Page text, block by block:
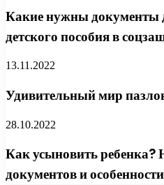
Какие нужны документы
детского пособия в
13.11.2022
Удивительный мир
28.10.2022
Как усыновить ребенка?
документов и